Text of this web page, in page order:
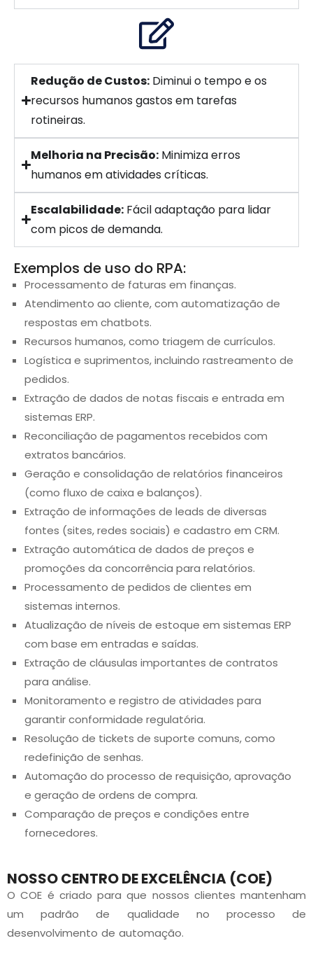
Redução de Custos: Diminui o tempo e os
recursos humanos gastos em tarefas
rotineiras.
Melhoria na Precisão: Minimiza erros
humanos em atividades críticas.
Escalabilidade: Fácil adaptação para lidar
com picos de demanda.
Exemplos de uso do RPA:
Processamento de faturas em finanças.
Atendimento ao cliente, com automatização de
respostas em chatbots.
Recursos humanos, como triagem de currículos.
Logística e suprimentos, incluindo rastreamento de
pedidos.
Extração de dados de notas fiscais e entrada em
sistemas ERP.
Reconciliação de pagamentos recebidos com
extratos bancários.
Geração e consolidação de relatórios financeiros
(como fluxo de caixa e balanços).
Extração de informações de leads de diversas
fontes (sites, redes sociais) e cadastro em CRM.
Extração automática de dados de preços e
promoções da concorrência para relatórios.
Processamento de pedidos de clientes em
sistemas internos.
Atualização de níveis de estoque em sistemas ERP
com base em entradas e saídas.
Extração de cláusulas importantes de contratos
para análise.
Monitoramento e registro de atividades para
garantir conformidade regulatória.
Resolução de tickets de suporte comuns, como
redefinição de senhas.
Automação do processo de requisição, aprovação
e geração de ordens de compra.
Comparação de preços e condições entre
fornecedores.
NOSSO CENTRO DE EXCELÊNCIA (COE)
O COE é criado para que nossos clientes mantenham
um padrão de qualidade no processo de
desenvolvimento de automação.